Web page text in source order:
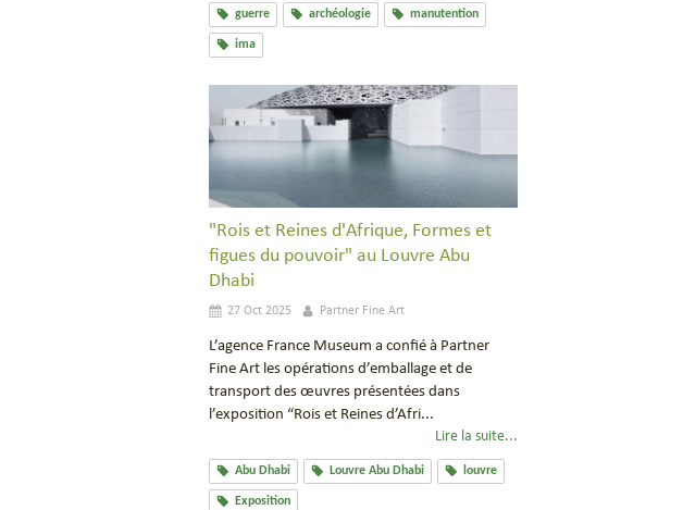
guerre archéologie manutention
ima
"Rois et Reines d'Afrique, Formes et
figues du pouvoir" au Louvre Abu
Dhabi
27 Oct 2025 Partner Fine Art
L’agence France Museum a confié à Partner
Fine Art les opérations d’emballage et de
transport des œuvres présentées dans
l’exposition “Rois et Reines d’Afri...
Lire la suite...
Abu Dhabi Louvre Abu Dhabi louvre
Exposition